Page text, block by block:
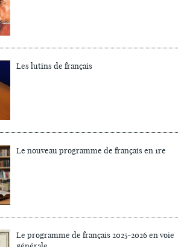
Les lutins de français
Le nouveau programme de français en 1re
Le programme de français 2025-2026 en voie